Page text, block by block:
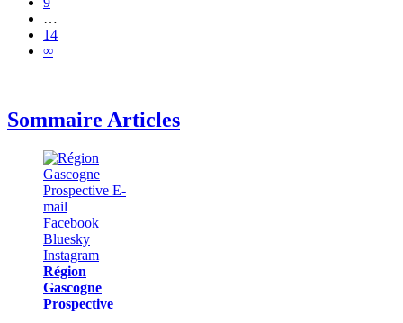
…
14
∞
Sommaire Articles
Région
Gascogne
Prospective